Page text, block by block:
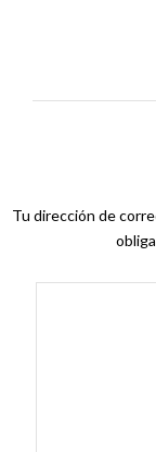
Tu dirección de